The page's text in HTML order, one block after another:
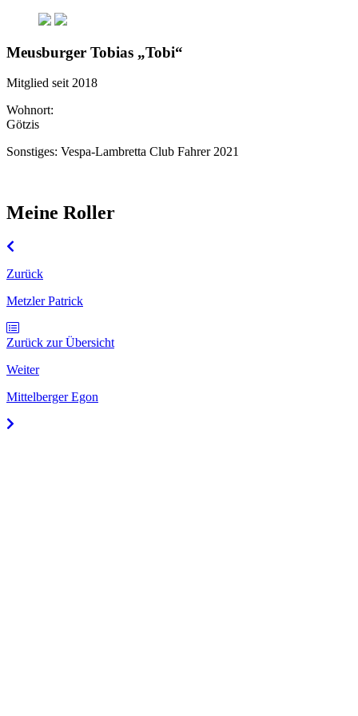
Meusburger Tobias „Tobi“
Mitglied seit 2018
Wohnort:
Götzis
Sonstiges: Vespa-Lambretta Club Fahrer 2021
Meine Roller
Zurück
Metzler Patrick
Zurück zur Übersicht
Weiter
Mittelberger Egon